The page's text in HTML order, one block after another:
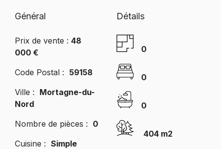
Général
Prix de vente : 48
000 €
Code Postal : 59158
Ville : Mortagne-du-
Nord
Nombre de pièces : 0
Cuisine : Simple
Détails
0
0
0
404 m2